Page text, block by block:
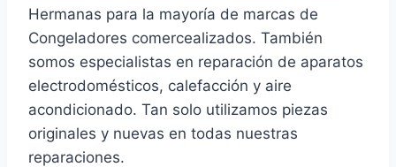
Hermanas para la mayoría de marcas de
Congeladores comercealizados. También
somos especialistas en reparación de aparatos
electrodomésticos, calefacción y aire
acondicionado. Tan solo utilizamos piezas
originales y nuevas en todas nuestras
reparaciones.